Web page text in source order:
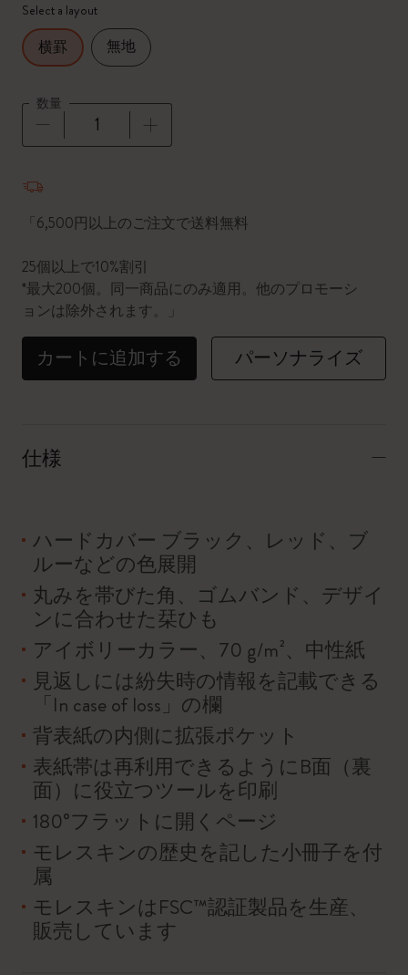
Select a layout
横罫 無地
数量
「6,500円以上のご注文で送料無料
25個以上で10%割引
*最大200個。同一商品にのみ適用。他のプロモーシ
ョンは除外されます。」
カートに追加する パーソナライズ
仕様
ハードカバー ブラック、レッド、ブ
ルーなどの色展開
丸みを帯びた角、ゴムバンド、デザイ
ンに合わせた栞ひも
アイボリーカラー、70 g/m²、中性紙
見返しには紛失時の情報を記載できる
「In case of loss」の欄
背表紙の内側に拡張ポケット
表紙帯は再利用できるようにB面（裏
面）に役立つツールを印刷
180°フラットに開くページ
モレスキンの歴史を記した小冊子を付
属
モレスキンはFSC™認証製品を生産、
販売しています